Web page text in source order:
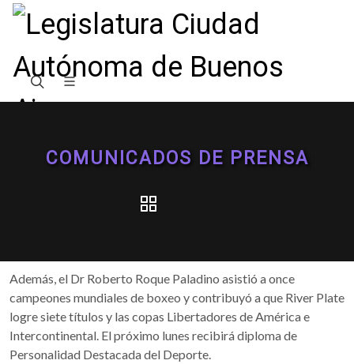
COMUNICADOS DE PRENSA
Además, el Dr Roberto Roque Paladino asistió a once
campeones mundiales de boxeo y contribuyó a que River Plate
logre siete títulos y las copas Libertadores de América e
Intercontinental. El próximo lunes recibirá diploma de
Personalidad Destacada del Deporte.